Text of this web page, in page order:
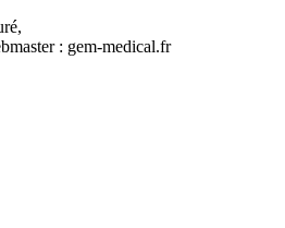
: gem-medical.fr